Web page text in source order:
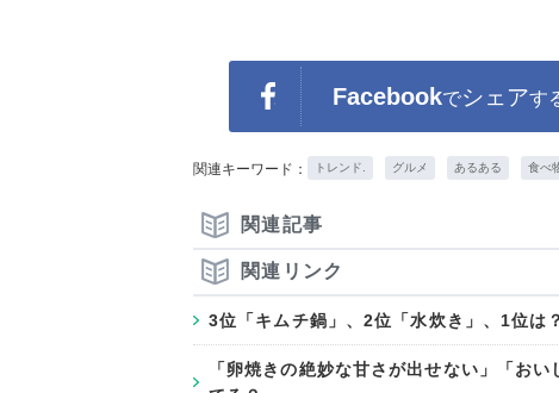
Facebookでシェアす
関連キーワード： トレンド. グルメ あるある 食べ
関連記事
関連リンク
3位「キムチ鍋」、2位「水炊き」、1位は
「卵焼きの絶妙な甘さが出せない」「お